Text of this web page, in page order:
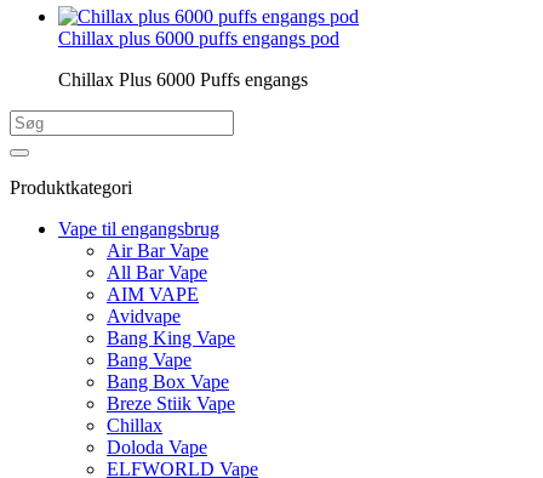
Chillax plus 6000 puffs engangs pod
Chillax Plus 6000 Puffs engangs
Produktkategori
Vape til engangsbrug
Air Bar Vape
All Bar Vape
AIM VAPE
Avidvape
Bang King Vape
Bang Vape
Bang Box Vape
Breze Stiik Vape
Chillax
Doloda Vape
ELFWORLD Vape